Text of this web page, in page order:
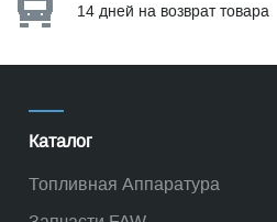
14 дней на возврат товара
Каталог
Топливная Аппаратура